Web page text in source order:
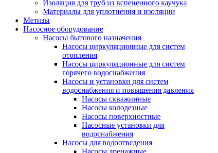
Изоляция для труб из вспененного каучука
Материалы для уплотнения и изоляции
Метизы
Насосное оборудование
Насосы бытового назначения
Насосы циркуляционные для систем
отопления
Насосы циркуляционные для систем
горячего водоснабжения
Насосы и установки для систем
водоснабжения и повышения давления
Насосы скважинные
Насосы колодезные
Насосы поверхностные
Насосные установки для
водоснабжения
Насосы для водоотведения
Насосы дренажные